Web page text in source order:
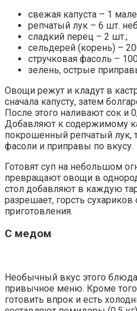
свежая капуста – 1
репчатый лук – 6 шт.
сладкий перец – 2 шт.;
сельдерей (корень) –
стручковая фасоль –
зелень, острые
Овощи режут и кладут в
сначала капусту, затем
После этого наливают сок и
Добавляют к содержимому
покрошенный репчатый лук,
фасоли и приправы по вкусу.
Готовят суп на небольшом
превращают овощи в
стол добавляют в каждую
разрешает, горсть сухариков
приготовления.
С медом
Необычный вкус этого
привычное меню. Кроме
готовить впрок и есть